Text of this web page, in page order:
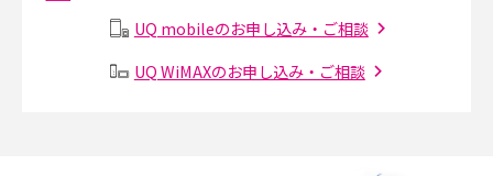
Instagram（インスタグラム）でスクショするとバレる？バレるケースや撮
UQ mobileのお申し込み・ご相談
UQ WiMAXのお申し込み・ご相談